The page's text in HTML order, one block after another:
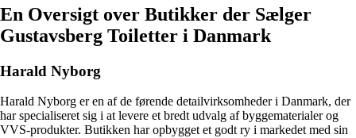
En Oversigt over Butikker der Sælger
Gustavsberg Toiletter i Danmark
Harald Nyborg
Harald Nyborg er en af de førende detailvirksomheder i Danmark, der
har specialiseret sig i at levere et bredt udvalg af byggematerialer og
VVS-produkter. Butikken har opbygget et godt ry i markedet med sin